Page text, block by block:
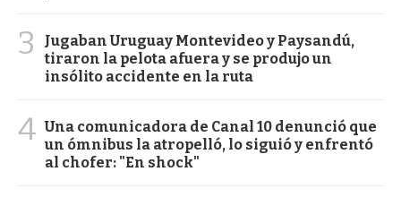
3
Jugaban Uruguay Montevideo y Paysandú,
tiraron la pelota afuera y se produjo un
insólito accidente en la ruta
4 Una comunicadora de Canal 10 denunció que
un ómnibus la atropelló, lo siguió y enfrentó
al chofer: "En shock"